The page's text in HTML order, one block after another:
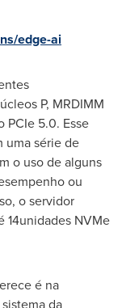
edge-ai
P, MRDIMM
PCIe 5.0. Esse
uma série de
o uso de alguns
ou
o servidor
14unidades NVMe
é na
da